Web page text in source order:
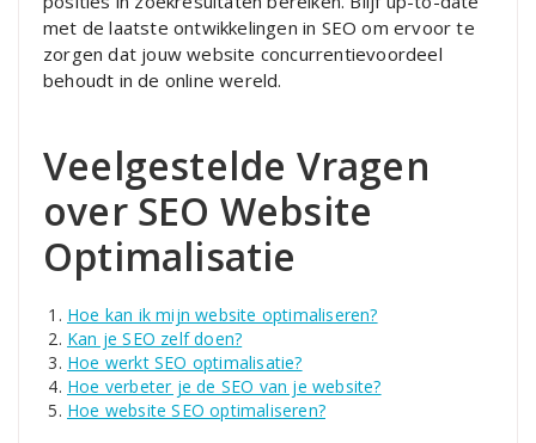
met de laatste ontwikkelingen in SEO om ervoor te
zorgen dat jouw website concurrentievoordeel
behoudt in de online wereld.
Veelgestelde Vragen
over SEO Website
Optimalisatie
Hoe kan ik mijn website optimaliseren?
Kan je SEO zelf doen?
Hoe werkt SEO optimalisatie?
Hoe verbeter je de SEO van je website?
Hoe website SEO optimaliseren?